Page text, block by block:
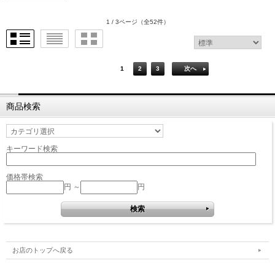
1 / 3ページ （全52件）
1 2 3 次へ
商品検索
キーワード検索
価格帯検索
円 ～
円
お店のトップへ戻る